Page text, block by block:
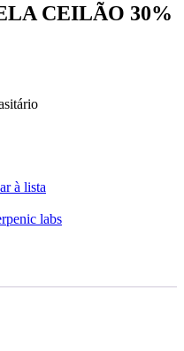
CEILÃO 30%
à lista
labs